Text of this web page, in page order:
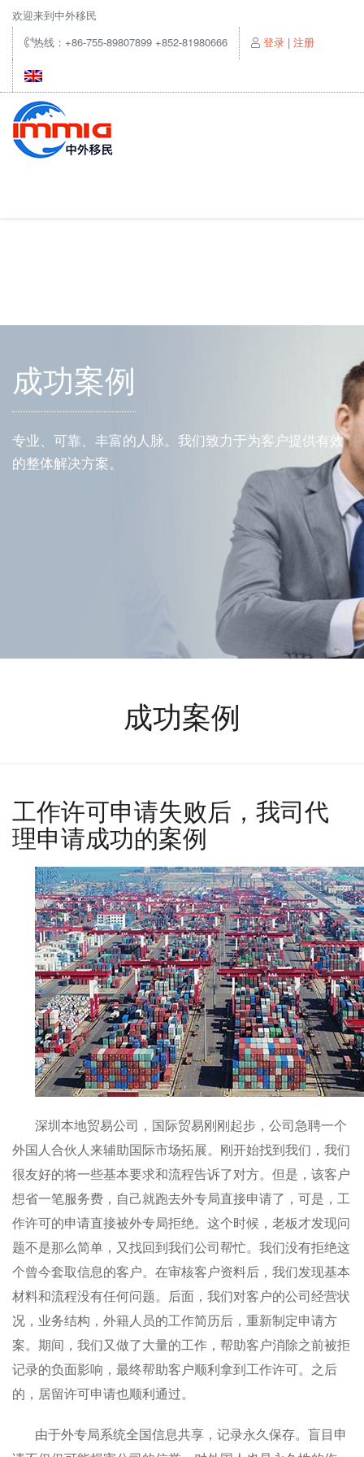
欢迎来到中外移民
热线：+86-755-89807899 +852-81980666
登录 | 注册
成功案例
专业、可靠、丰富的人脉。我们致力于为客户提供有效
的整体解决方案。
成功案例
工作许可申请失败后，我司代
理申请成功的案例
深圳本地贸易公司，国际贸易刚刚起步，公司急聘一个
外国人合伙人来辅助国际市场拓展。刚开始找到我们，我们
很友好的将一些基本要求和流程告诉了对方。但是，该客户
想省一笔服务费，自己就跑去外专局直接申请了，可是，工
作许可的申请直接被外专局拒绝。这个时候，老板才发现问
题不是那么简单，又找回到我们公司帮忙。我们没有拒绝这
个曾今套取信息的客户。在审核客户资料后，我们发现基本
材料和流程没有任何问题。后面，我们对客户的公司经营状
况，业务结构，外籍人员的工作简历后，重新制定申请方
案。期间，我们又做了大量的工作，帮助客户消除之前被拒
记录的负面影响，最终帮助客户顺利拿到工作许可。之后
的，居留许可申请也顺利通过。
由于外专局系统全国信息共享，记录永久保存。盲目申